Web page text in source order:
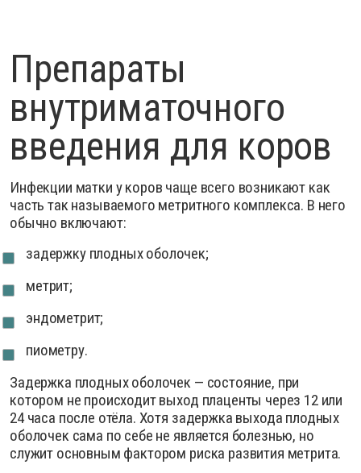
Препараты
внутриматочного
введения для коров
Инфекции матки у коров чаще всего возникают как
часть так называемого метритного комплекса. В него
обычно включают:
задержку плодных оболочек;
метрит;
эндометрит;
пиометру.
Задержка плодных оболочек — состояние, при
котором не происходит выход плаценты через 12 или
24 часа после отёла. Хотя задержка выхода плодных
оболочек сама по себе не является болезнью, но
служит основным фактором риска развития метрита.